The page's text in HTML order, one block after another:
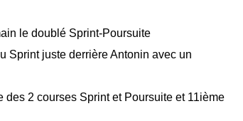
le doublé Sprint-Poursuite
Sprint juste derrière Antonin avec un
2 courses Sprint et Poursuite et 11ième